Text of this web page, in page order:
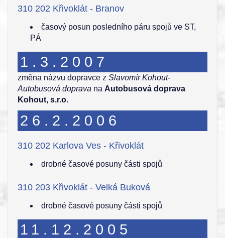
310 202 Křivoklát - Branov
časový posun posledního páru spojů ve ST,
PÁ
1.3.2007
změna názvu dopravce z Slavomír Kohout-
Autobusová doprava na Autobusová doprava
Kohout, s.r.o.
26.2.2006
310 202 Karlova Ves - Křivoklát
drobné časové posuny části spojů
310 203 Křivoklát - Velká Buková
drobné časové posuny části spojů
11.12.2005